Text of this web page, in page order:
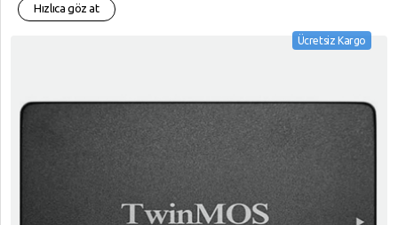
Hızlıca göz at
Ücretsiz Kargo